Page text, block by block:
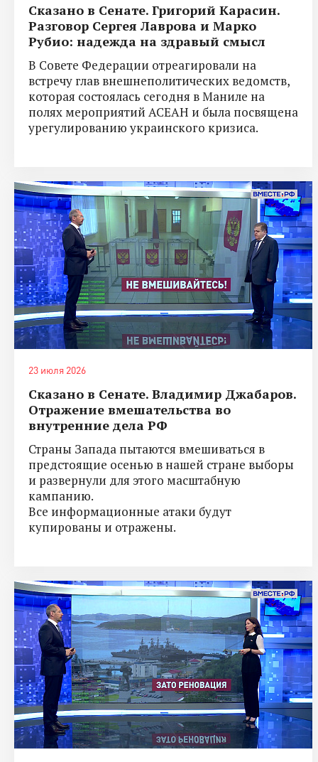
Сказано в Сенате. Григорий Карасин.
Разговор Сергея Лаврова и Марко
Рубио: надежда на здравый смысл
В Совете Федерации отреагировали на
встречу глав внешнеполитических ведомств,
которая состоялась сегодня в Маниле на
полях мероприятий АСЕАН и была посвящена
урегулированию украинского кризиса.
23 июля 2026
Сказано в Сенате. Владимир Джабаров.
Отражение вмешательства во
внутренние дела РФ
Страны Запада пытаются вмешиваться в
предстоящие осенью в нашей стране выборы
и развернули для этого масштабную
кампанию.
Все информационные атаки будут
купированы и отражены.